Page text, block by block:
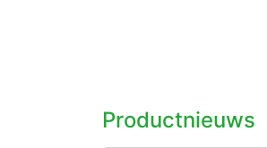
Productnieuws